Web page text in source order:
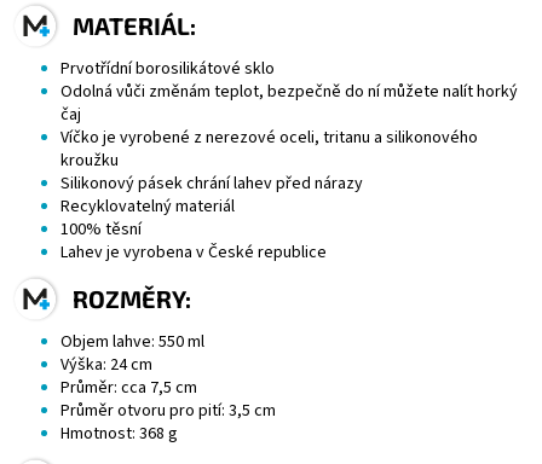
MATERIÁL:
Prvotřídní borosilikátové sklo
Odolná vůči změnám teplot, bezpečně do ní můžete nalít horký
čaj
Víčko je vyrobené z nerezové oceli, tritanu a silikonového
kroužku
Silikonový pásek chrání lahev před nárazy
Recyklovatelný materiál
100% těsní
Lahev je vyrobena v České republice
ROZMĚRY:
Objem lahve: 550 ml
Výška: 24 cm
Průměr: cca 7,5 cm
Průměr otvoru pro pití: 3,5 cm
Hmotnost: 368 g